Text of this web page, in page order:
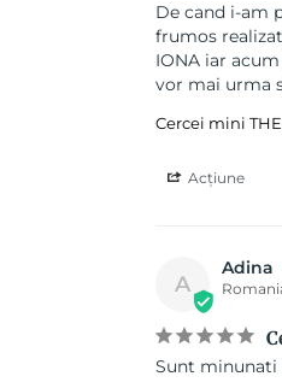
De cand i-am
frumos
IONA iar
vor mai urma
Cercei mini
Acțiune
A
Adina
Sunt minunati